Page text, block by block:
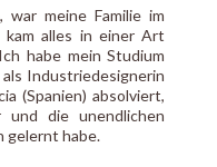
meine Familie im
alles in einer Art
habe mein Studium
Industriedesignerin
(Spanien) absolviert,
die unendlichen
gelernt habe.